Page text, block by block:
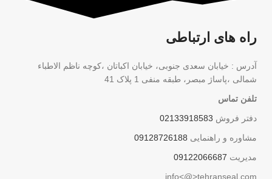
راه های ارتباطی
آدرس : خیابان سعدی جنوبی، خیابان اکباتان ،کوچه ناظم الاطباء
شمالی ،پاساژ مبصر، طبقه منفی 1 پلاک 41
تلفن تماس
دفتر فروش 02133918583
مشاوره و راهنمایی 09128726188
مدیریت 09122066687
info<@>tehranseal.com